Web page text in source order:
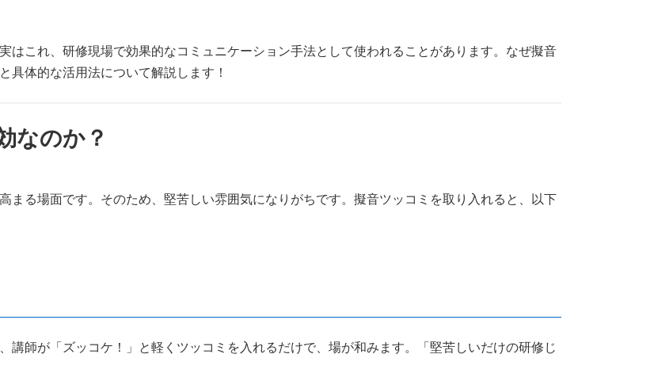
はこれ、研修現場で効果的なコミュニケーション手法として使われることがあります。なぜ擬音
具体的な活用法について解説します！
なのか？
まる場面です。そのため、堅苦しい雰囲気になりがちです。擬音ツッコミを取り入れると、以下
講師が「ズッコケ！」と軽くツッコミを入れるだけで、場が和みます。「堅苦しいだけの研修じ